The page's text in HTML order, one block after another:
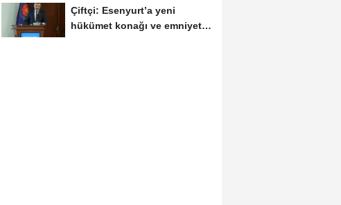
Çiftçi: Esenyurt’a yeni
hükümet konağı ve emniyet